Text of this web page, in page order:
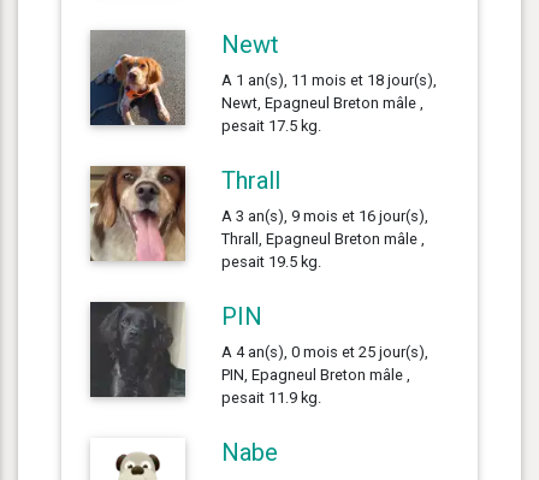
Newt
A 1 an(s), 11 mois et 18 jour(s),
Newt, Epagneul Breton mâle ,
pesait 17.5 kg.
Thrall
A 3 an(s), 9 mois et 16 jour(s),
Thrall, Epagneul Breton mâle ,
pesait 19.5 kg.
PIN
A 4 an(s), 0 mois et 25 jour(s),
PIN, Epagneul Breton mâle ,
pesait 11.9 kg.
Nabe